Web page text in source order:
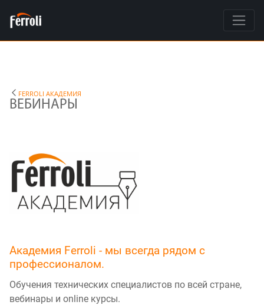
FERROLI АКАДЕМИЯ
ВЕБИНАРЫ
Академия Ferroli - мы всегда рядом с
профессионалом.
Обучения технических специалистов по всей стране,
вебинары и online курсы.